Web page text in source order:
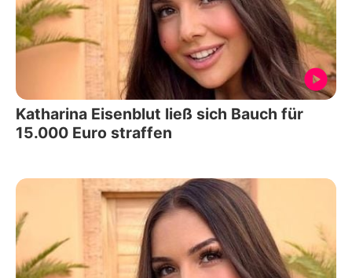
Katharina Eisenblut ließ sich Bauch für
15.000 Euro straffen